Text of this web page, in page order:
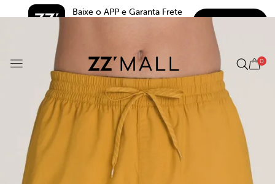
Baixe o APP e Garanta Frete
0